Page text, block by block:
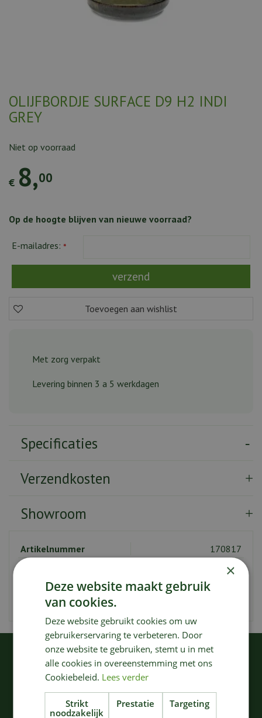
OLIJFBORDJE SURFACE D9 H2 INDI
GREY
€ 8,00
Niet op voorraad
Op de hoogte blijven van nieuwe voorraad?
E-mailadres: *
Met zorg verpakt
Levering binnen 3 a 5 werkdagen
Specificaties
Verzendkosten
Showroom
Artikelnummer
170817
5420000747067
KIJK OOK EENS NAAR:
×
Deze website maakt gebruik
van cookies.
Deze website gebruikt cookies om uw
gebruikerservaring te verbeteren. Door
onze website te gebruiken, stemt u in met
alle cookies in overeenstemming met ons
Cookiebeleid. Lees verder
Strikt
noodzakelijk
Prestatie Targeting